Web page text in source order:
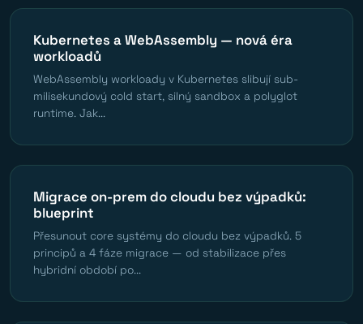
Kubernetes a WebAssembly — nová éra
workloadů
WebAssembly workloady v Kubernetes slibují sub-
milisekundový cold start, silný sandbox a polyglot
runtime. Jak...
Migrace on-prem do cloudu bez výpadků:
blueprint
Přesunout core systémy do cloudu bez výpadků. 5
principů a 4 fáze migrace — od stabilizace přes
hybridní období po...